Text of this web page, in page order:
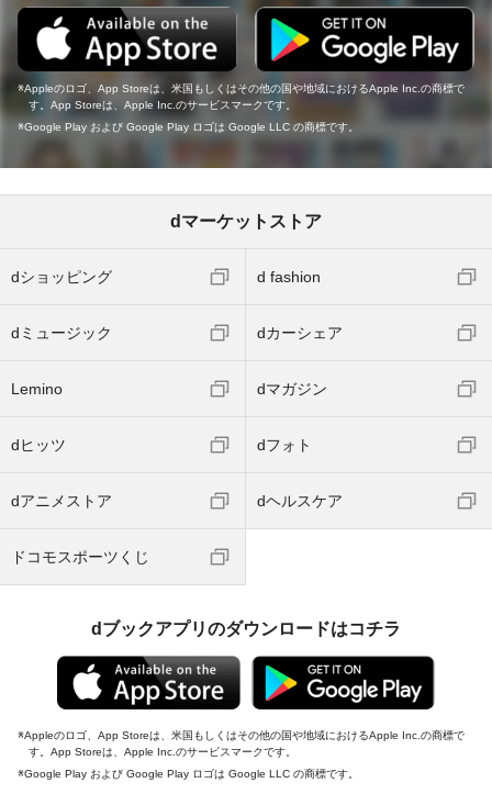
Appleのロゴ、App Storeは、米国もしくはその他の国や地域におけるApple Inc.の商標で
す。App Storeは、Apple Inc.のサービスマークです。
Google Play および Google Play ロゴは Google LLC の商標です。
dマーケットストア
dショッピング d fashion
dミュージック dカーシェア
Lemino dマガジン
dヒッツ dフォト
dアニメストア dヘルスケア
ドコモスポーツくじ
dブックアプリのダウンロードはコチラ
Appleのロゴ、App Storeは、米国もしくはその他の国や地域におけるApple Inc.の商標で
す。App Storeは、Apple Inc.のサービスマークです。
Google Play および Google Play ロゴは Google LLC の商標です。